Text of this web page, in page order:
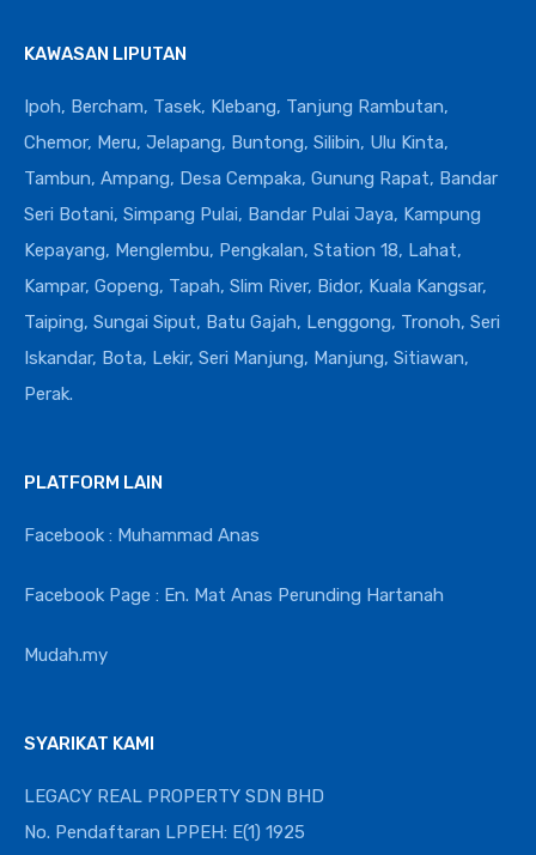
KAWASAN LIPUTAN
Ipoh, Bercham, Tasek, Klebang, Tanjung Rambutan,
Chemor, Meru, Jelapang, Buntong, Silibin, Ulu Kinta,
Tambun, Ampang, Desa Cempaka, Gunung Rapat, Bandar
Seri Botani, Simpang Pulai, Bandar Pulai Jaya, Kampung
Kepayang, Menglembu, Pengkalan, Station 18, Lahat,
Kampar, Gopeng, Tapah, Slim River, Bidor, Kuala Kangsar,
Taiping, Sungai Siput, Batu Gajah, Lenggong, Tronoh, Seri
Iskandar, Bota, Lekir, Seri Manjung, Manjung, Sitiawan,
Perak.
PLATFORM LAIN
Facebook : Muhammad Anas
Facebook Page : En. Mat Anas Perunding Hartanah
Mudah.my
SYARIKAT KAMI
LEGACY REAL PROPERTY SDN BHD
No. Pendaftaran LPPEH: E(1) 1925